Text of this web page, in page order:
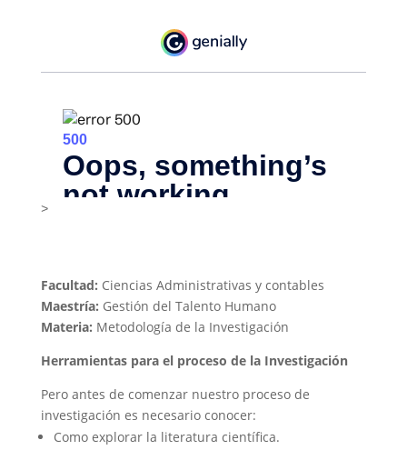
>
Facultad: Ciencias Administrativas y contables
Maestría: Gestión del Talento Humano
Materia: Metodología de la Investigación
Herramientas para el proceso de la Investigación
Pero antes de comenzar nuestro proceso de
investigación es necesario conocer:
Como explorar la literatura científica.